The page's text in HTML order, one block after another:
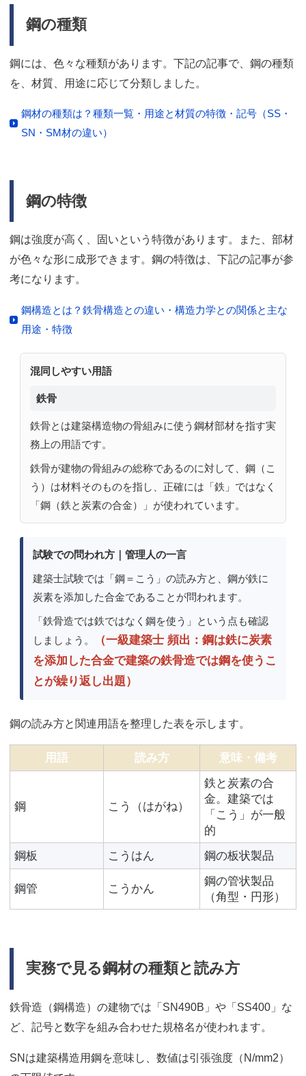
鋼の種類
鋼には、色々な種類があります。下記の記事で、鋼の種類
を、材質、用途に応じて分類しました。
鋼材の種類は？種類一覧・用途と材質の特徴・記号（SS・
SN・SM材の違い）
鋼の特徴
鋼は強度が高く、固いという特徴があります。また、部材
が色々な形に成形できます。鋼の特徴は、下記の記事が参
考になります。
鋼構造とは？鉄骨構造との違い・構造力学との関係と主な
用途・特徴
混同しやすい用語
鉄骨
鉄骨とは建築構造物の骨組みに使う鋼材部材を指す実
務上の用語です。
鉄骨が建物の骨組みの総称であるのに対して、鋼（こ
う）は材料そのものを指し、正確には「鉄」ではなく
「鋼（鉄と炭素の合金）」が使われています。
試験での問われ方｜管理人の一言
建築士試験では「鋼＝こう」の読み方と、鋼が鉄に
炭素を添加した合金であることが問われます。
「鉄骨造では鉄ではなく鋼を使う」という点も確認
しましょう。
（一級建築士 頻出：鋼は鉄に炭素
を添加した合金で建築の鉄骨造では鋼を使うこ
とが繰り返し出題）
鋼の読み方と関連用語を整理した表を示します。
用語 読み方 意味・備考
鋼 こう（はがね）
鉄と炭素の合
金。建築では
「こう」が一般
的
鋼板
こうはん 鋼の板状製品
鋼管 こうかん
鋼の管状製品
（角型・円形）
実務で見る鋼材の種類と読み方
鉄骨造（鋼構造）の建物では「SN490B」や「SS400」な
ど、記号と数字を組み合わせた規格名が使われます。
SNは建築構造用鋼を意味し、数値は引張強度（N/mm2）